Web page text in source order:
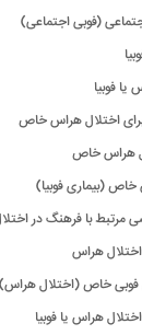
(فوبی اجتماعی)
یا فوبیا
هراس خاص
(بیماری فوبیا)
مرتبط با فرهنگ در
هراس
فوبی خاص (اختلال
هراس یا فوبیا